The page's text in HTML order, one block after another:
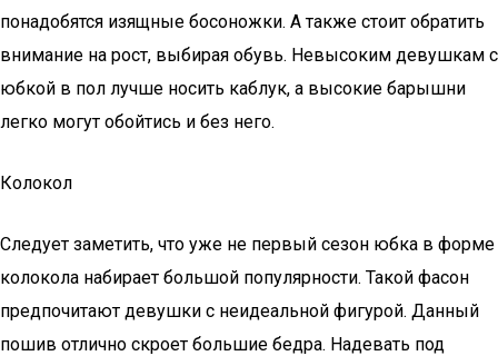
понадобятся изящные босоножки. А также стоит обратить
внимание на рост, выбирая обувь. Невысоким девушкам с
юбкой в пол лучше носить каблук, а высокие барышни
легко могут обойтись и без него.
Колокол
Следует заметить, что уже не первый сезон юбка в форме
колокола набирает большой популярности. Такой фасон
предпочитают девушки с неидеальной фигурой. Данный
пошив отлично скроет большие бедра. Надевать под